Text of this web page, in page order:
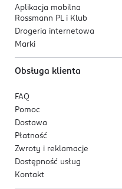
Aplikacja mobilna
Rossmann PL i Klub
Drogeria internetowa
Marki
Obsługa klienta
FAQ
Pomoc
Dostawa
Płatność
Zwroty i reklamacje
Dostępność usług
Kontakt